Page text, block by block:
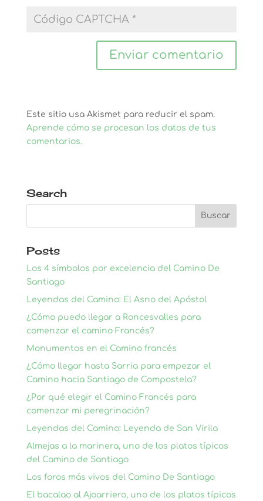
Este sitio usa Akismet para reducir el spam.
Aprende cómo se procesan los datos de tus
comentarios.
Search
Posts
Los 4 símbolos por excelencia del Camino De
Santiago
Leyendas del Camino: El Asno del Apóstol
¿Cómo puedo llegar a Roncesvalles para
comenzar el camino Francés?
Monumentos en el Camino francés
¿Cómo llegar hasta Sarria para empezar el
Camino hacia Santiago de Compostela?
¿Por qué elegir el Camino Francés para
comenzar mi peregrinación?
Leyendas del Camino: Leyenda de San Virila
Almejas a la marinera, uno de los platos típicos
del Camino de Santiago
Los foros más vivos del Camino De Santiago
El bacalao al Ajoarriero, uno de los platos típicos